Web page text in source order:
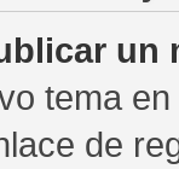
un
tema
de